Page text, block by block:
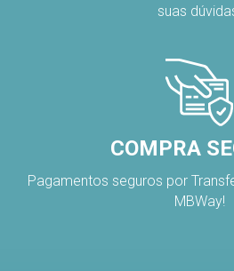
suas
COMPRA
Pagamentos seguros por
MBWay!